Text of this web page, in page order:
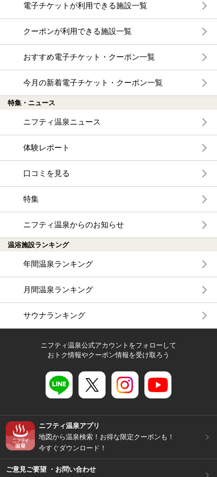
電子チケットが利用できる施設一覧
クーポンが利用できる施設一覧
おすすめ電子チケット・クーポン一覧
今月の新着電子チケット・クーポン一覧
特集・ニュース
ニフティ温泉ニュース
体験レポート
口コミを見る
特集
ニフティ温泉からのお知らせ
温浴施設ランキング
年間温泉ランキング
月間温泉ランキング
サウナランキング
ニフティ温泉公式アカウントをフォローして
おトク情報やクーポン情報を受け取ろう
ニフティ温泉アプリ
地図から温泉検索！お得な限定クーポンも！
今すぐダウンロード！
ご意見ご要望 ・お問い合わせ